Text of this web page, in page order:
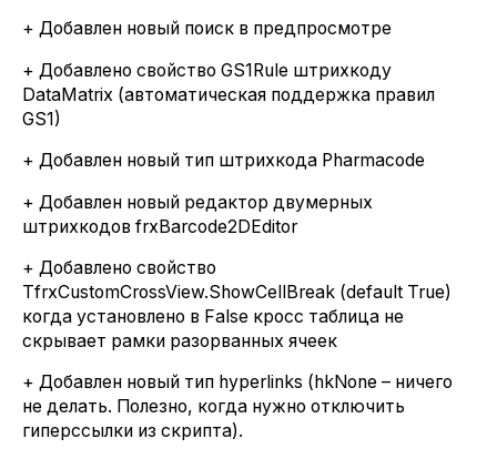
+ Добавлен новый поиск в предпросмотре
+ Добавлено свойство GS1Rule штрихкоду
DataMatrix (автоматическая поддержка правил
GS1)
+ Добавлен новый тип штрихкода Pharmacode
+ Добавлен новый редактор двумерных
штрихкодов frxBarcode2DEditor
+ Добавлено свойство
TfrxCustomCrossView.ShowCellBreak (default True)
когда установлено в False кросс таблица не
скрывает рамки разорванных ячеек
+ Добавлен новый тип hyperlinks (hkNone – ничего
не делать. Полезно, когда нужно отключить
гиперссылки из скрипта).